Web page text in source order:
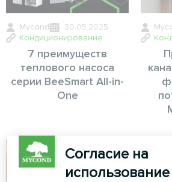
Mycond
30.05.2025
Кондиционирование
7 преимуществ
теплового насоса
серии BeeSmart All-in-
One
Согласие на